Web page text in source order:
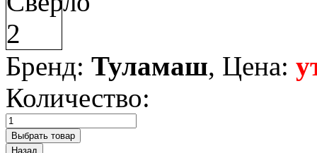
Бренд: Туламаш, Цена:
Количество: